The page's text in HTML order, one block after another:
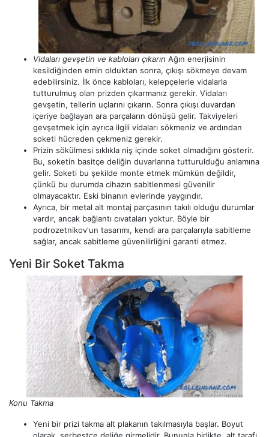
Vidaları gevşetin ve kabloları çıkarın Ağın enerjisinin
kesildiğinden emin olduktan sonra, çıkışı sökmeye devam
edebilirsiniz. İlk önce kabloları, kelepçelerle vidalarla
tutturulmuş olan prizden çıkarmanız gerekir. Vidaları
gevşetin, tellerin uçlarını çıkarın. Sonra çıkışı duvardan
içeriye bağlayan ara parçaların dönüşü gelir. Takviyeleri
gevşetmek için ayrıca ilgili vidaları sökmeniz ve ardından
soketi hücreden çekmeniz gerekir.
Prizin sökülmesi sıklıkla niş içinde soket olmadığını gösterir.
Bu, soketin basitçe deliğin duvarlarına tutturulduğu anlamına
gelir. Soketi bu şekilde monte etmek mümkün değildir,
çünkü bu durumda cihazın sabitlenmesi güvenilir
olmayacaktır. Eski binanın evlerinde yaygındır.
Ayrıca, bir metal alt montaj parçasının takılı olduğu durumlar
vardır, ancak bağlantı cıvataları yoktur. Böyle bir
podrozetnikov'un tasarımı, kendi ara parçalarıyla sabitleme
sağlar, ancak sabitleme güvenilirliğini garanti etmez.
Yeni Bir Soket Takma
Konu Takma
Yeni bir prizi takma alt plakanın takılmasıyla başlar. Boyut
olarak, serbestçe deliğe girmelidir. Bununla birlikte, alt tarafı